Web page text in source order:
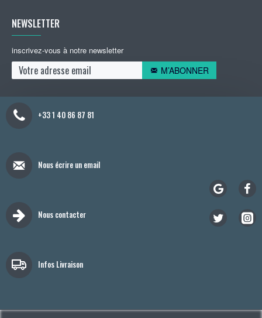
NEWSLETTER
inscrivez-vous à notre newsletter
M’ABONNER
+33 1 40 86 87 81
Nous écrire un email
Nous contacter
Infos Livraison